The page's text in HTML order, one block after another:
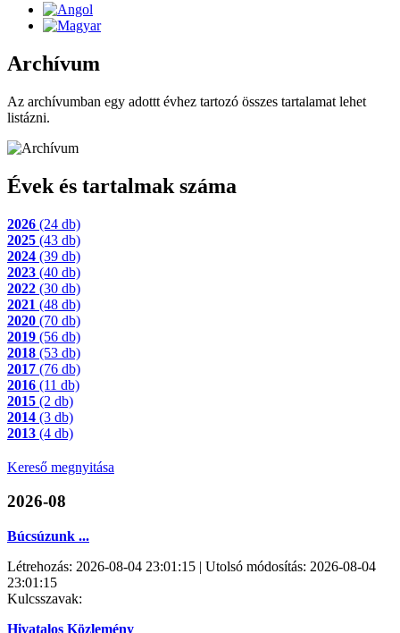
Archívum
Az archívumban egy adottt évhez tartozó összes tartalamat lehet
listázni.
Évek és tartalmak száma
2026 (24 db)
2025 (43 db)
2024 (39 db)
2023 (40 db)
2022 (30 db)
2021 (48 db)
2020 (70 db)
2019 (56 db)
2018 (53 db)
2017 (76 db)
2016 (11 db)
2015 (2 db)
2014 (3 db)
2013 (4 db)
Kereső megnyitása
2026-08
Búcsúzunk ...
Létrehozás: 2026-08-04 23:01:15 | Utolsó módosítás: 2026-08-04
23:01:15
Kulcsszavak:
Hivatalos Közlemény